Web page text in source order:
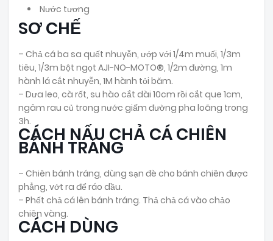
Nước tương
SƠ CHẾ
– Chả cá ba sa quết nhuyễn, ướp với 1/4m muối, 1/3m
tiêu, 1/3m bột ngọt AJI-NO-MOTO®, 1/2m đường, 1m
hành lá cắt nhuyễn, 1M hành tỏi băm.
– Dưa leo, cà rốt, su hào cắt dài 10cm rồi cắt que 1cm,
ngâm rau củ trong nước giấm đường pha loãng trong
3h.
CÁCH NẤU CHẢ CÁ CHIÊN
BÁNH TRÁNG
– Chiên bánh tráng, dùng sạn đè cho bánh chiên được
phẳng, vớt ra để ráo dầu.
– Phết chả cá lên bánh tráng. Thả chả cá vào chảo
chiên vàng.
CÁCH DÙNG